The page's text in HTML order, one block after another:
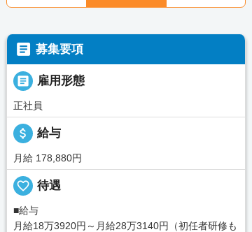
 募集要項
 雇用形態
正社員
attach_money 給与
月給 178,880円
favorite_border 待遇
■給与
月給18万3920円～月給28万3140円（初任者研修も